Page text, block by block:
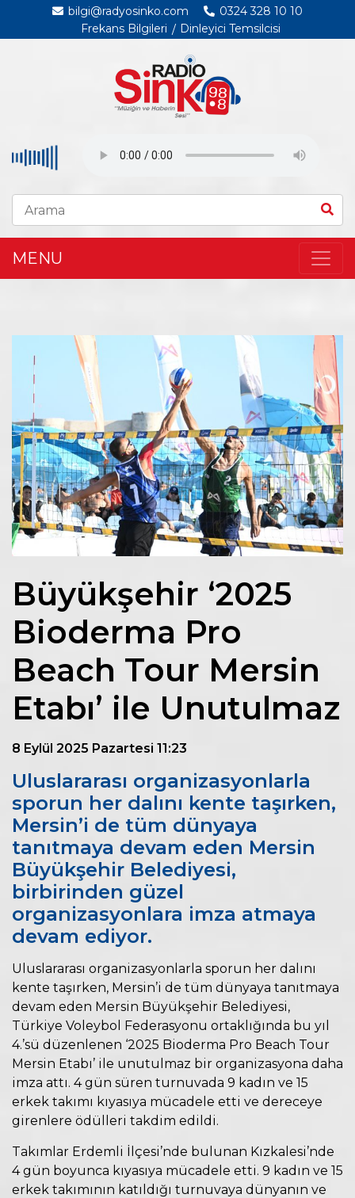
bilgi@radyosinko.com
0324 328 10 10
Frekans Bilgileri
Dinleyici Temsilcisi
MENU
Büyükşehir ‘2025
Bioderma Pro
Beach Tour Mersin
Etabı’ ile Unutulmaz
8 Eylül 2025 Pazartesi 11:23
Uluslararası organizasyonlarla
sporun her dalını kente taşırken,
Mersin’i de tüm dünyaya
tanıtmaya devam eden Mersin
Büyükşehir Belediyesi,
birbirinden güzel
organizasyonlara imza atmaya
devam ediyor.
Uluslararası organizasyonlarla sporun her dalını
kente taşırken, Mersin’i de tüm dünyaya tanıtmaya
devam eden Mersin Büyükşehir Belediyesi,
Türkiye Voleybol Federasyonu ortaklığında bu yıl
4.’sü düzenlenen ‘2025 Bioderma Pro Beach Tour
Mersin Etabı’ ile unutulmaz bir organizasyona daha
imza attı. 4 gün süren turnuvada 9 kadın ve 15
erkek takımı kıyasıya mücadele etti ve dereceye
girenlere ödülleri takdim edildi.
Takımlar Erdemli İlçesi’nde bulunan Kızkalesi’nde
4 gün boyunca kıyasıya mücadele etti. 9 kadın ve 15
erkek takımının katıldığı turnuvaya dünyanın ve